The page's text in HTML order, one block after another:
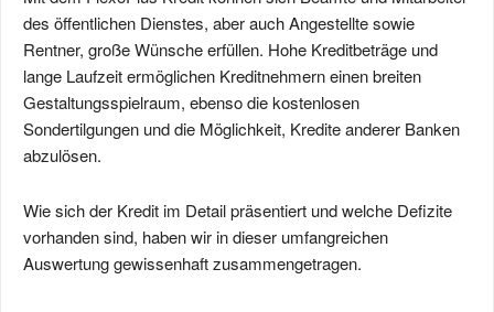
des öffentlichen Dienstes, aber auch Angestellte sowie
Rentner, große Wünsche erfüllen. Hohe Kreditbeträge und
lange Laufzeit ermöglichen Kreditnehmern einen breiten
Gestaltungsspielraum, ebenso die kostenlosen
Sondertilgungen und die Möglichkeit, Kredite anderer Banken
abzulösen.
Wie sich der Kredit im Detail präsentiert und welche Defizite
vorhanden sind, haben wir in dieser umfangreichen
Auswertung gewissenhaft zusammengetragen.